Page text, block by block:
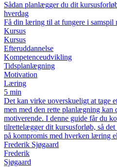
Sådan planlægger du dit
hverdag
Få din læring til at fungere i samspil
Kursus
Kursus
Efteruddannelse
Kompetenceudvikling
Tidsplanlægning
Motivation
Læring
5 min
Det kan virke uoverskueligt at tage
men med den rette planlægning kan
motiverende. I denne guide får du
tilrettelægger dit kursusforløb, så
på kompromis med hverken læring
Frederik Sjøgaard
Frederik
Sjøgaard